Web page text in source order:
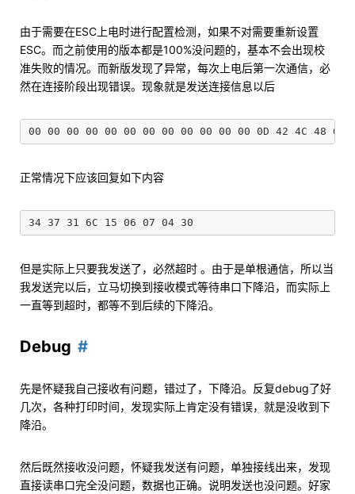
由于需要在ESC上电时进行配置检测，如果不对需要重新设置
ESC。而之前使用的版本都是100%没问题的，基本不会出现校
准失败的情况。而新版发现了异常，每次上电后第一次通信，必
然在连接阶段出现错误。现象就是发送连接信息以后
正常情况下应该回复如下内容
但是实际上只要我发送了，必然超时 。由于是单根通信，所以当
我发送完以后，立马切换到接收模式等待串口下降沿，而实际上
一直等到超时，都等不到后续的下降沿。
Debug
先是怀疑我自己接收有问题，错过了，下降沿。反复debug了好
几次，各种打印时间，发现实际上肯定没有错误，就是没收到下
降沿。
然后既然接收没问题，怀疑我发送有问题，单独接线出来，发现
直接读串口完全没问题，数据也正确。说明发送也没问题。好家